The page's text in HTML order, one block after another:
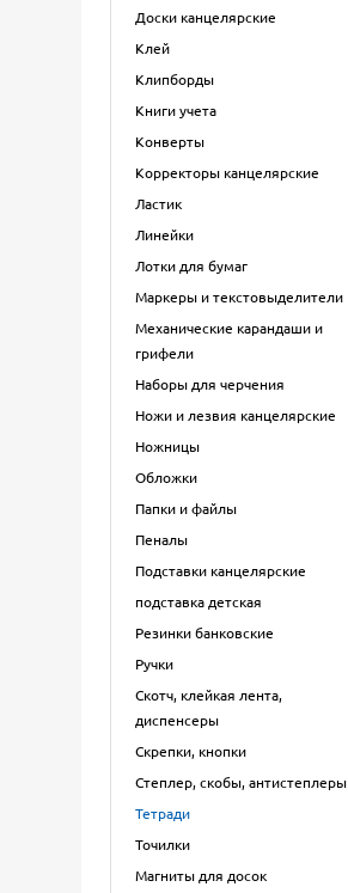
Доски канцелярские
Клей
Клипборды
Книги учета
Конверты
Корректоры канцелярские
Ластик
Линейки
Лотки для бумаг
Маркеры и текстовыделители
Механические карандаши и
грифели
Наборы для черчения
Ножи и лезвия канцелярские
Ножницы
Обложки
Папки и файлы
Пеналы
Подставки канцелярские
подставка детская
Резинки банковские
Ручки
Скотч, клейкая лента,
диспенсеры
Скрепки, кнопки
Степлер, скобы, антистеплеры
Тетради
Точилки
Магниты для досок